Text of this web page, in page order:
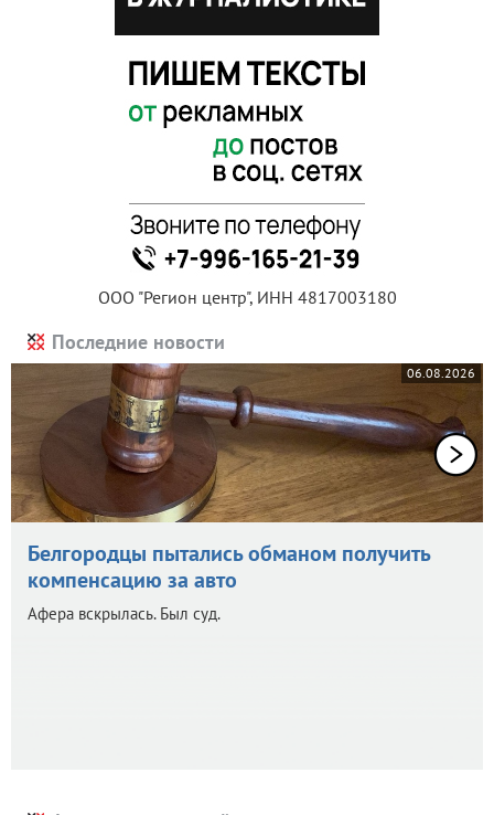
ООО "Регион центр", ИНН 4817003180
Последние новости
06.08.2026
Белгородцы пытались обманом получить
компенсацию за авто
Афера вскрылась. Был суд.